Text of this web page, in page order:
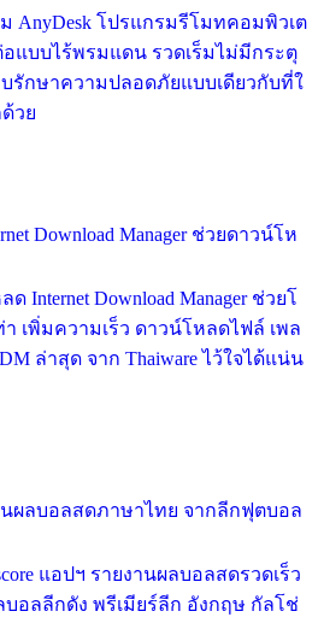
AnyDesk โปรแกรมรีโมทคอมพิวเต
แบบไร้พรมแดน รวดเร็มไม่มีกระตุ
รักษาความปลอดภัยแบบเดียวกับที่ใ
วย
Download Manager ช่วยดาวน์โห
Internet Download Manager ช่วยโ
า เพิ่มความเร็ว ดาวน์โหลดไฟล์ เพล
ล่าสุด จาก Thaiware ไว้ใจได้แน่น
นผลบอลสดภาษาไทย จากลีกฟุตบอล
แอปฯ รายงานผลบอลสดรวดเร็ว
อลลีกดัง พรีเมียร์ลีก อังกฤษ กัลโช่